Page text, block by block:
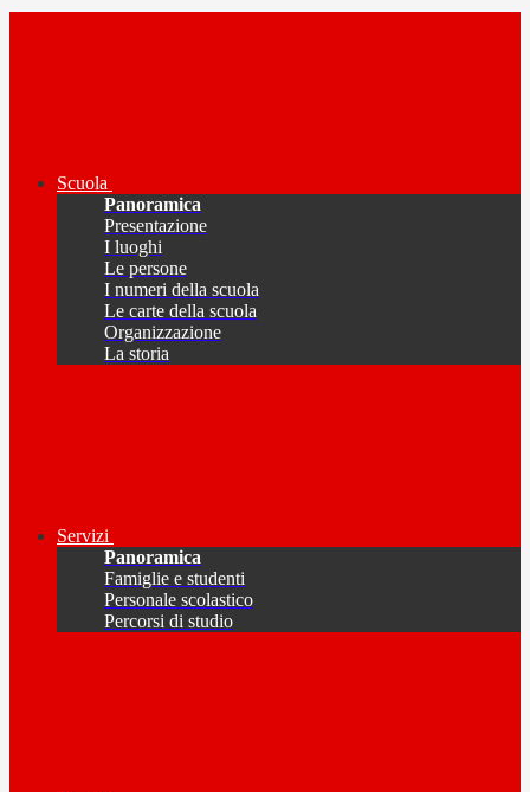
Scuola
Panoramica
Presentazione
I luoghi
Le persone
I numeri della scuola
Le carte della scuola
Organizzazione
La storia
Servizi
Panoramica
Famiglie e studenti
Personale scolastico
Percorsi di studio